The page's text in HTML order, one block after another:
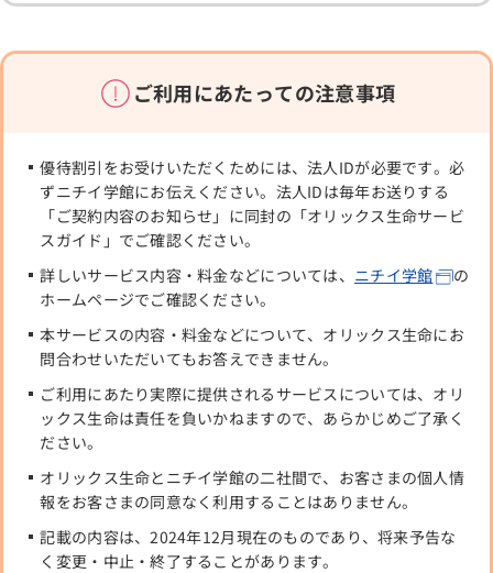
ご利用にあたっての注意事項
優待割引をお受けいただくためには、法人IDが必要です。必
ずニチイ学館にお伝えください。法人IDは毎年お送りする
「ご契約内容のお知らせ」に同封の「オリックス生命サービ
スガイド」でご確認ください。
詳しいサービス内容・料金などについては、 ニチイ学館
の
ホームページでご確認ください。
本サービスの内容・料金などについて、オリックス生命にお
問合わせいただいてもお答えできません。
ご利用にあたり実際に提供されるサービスについては、オリ
ックス生命は責任を負いかねますので、あらかじめご了承く
ださい。
オリックス生命とニチイ学館の二社間で、お客さまの個人情
報をお客さまの同意なく利用することはありません。
記載の内容は、2024年12月現在のものであり、将来予告な
く変更・中止・終了することがあります。